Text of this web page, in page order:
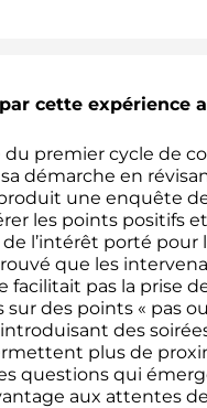
cette expérience
du premier cycle de
démarche en
une enquête
les points positifs
l’intérêt porté pour
que les
facilitait pas la prise
des points « pas
des
plus de
questions qui
aux attentes